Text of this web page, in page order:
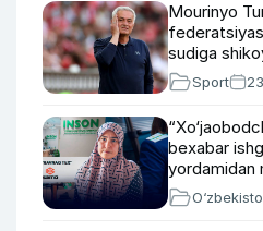
Mourinyo
sudiga
Sport
bexabar
yordamidan